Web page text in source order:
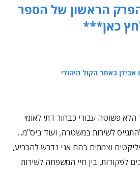
הראשון של הספר
כאן***
אבידן באתר הקול היהודי
פשוטה עבורי כבחור דתי לאומי
לשירות במשטרה, ועוד ביס"מ...
וצמתים בהם אני נדרש להכריע,
לפקודות, בין חיי המשפחה לשירות